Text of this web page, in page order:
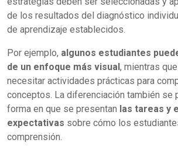
de los resultados del diagnóstico
de aprendizaje establecidos.
Por ejemplo, algunos estudiantes
de un enfoque más visual , mientras
necesitar actividades prácticas para
conceptos. La diferenciación también se
forma en que se presentan las tareas y
expectativas sobre cómo los
comprensión.